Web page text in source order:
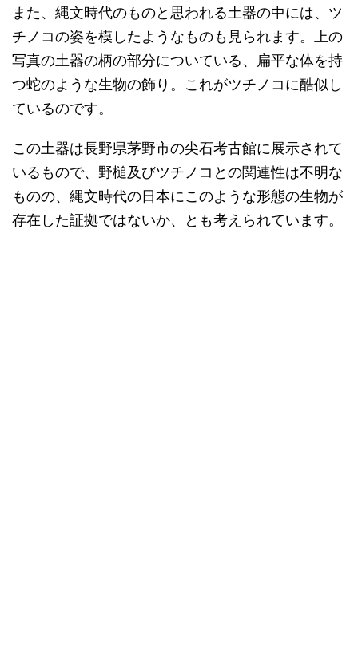
また、縄文時代のものと思われる土器の中には、ツ
チノコの姿を模したようなものも見られます。上の
写真の土器の柄の部分についている、扁平な体を持
つ蛇のような生物の飾り。これがツチノコに酷似し
ているのです。
この土器は長野県茅野市の尖石考古館に展示されて
いるもので、野槌及びツチノコとの関連性は不明な
ものの、縄文時代の日本にこのような形態の生物が
存在した証拠ではないか、とも考えられています。